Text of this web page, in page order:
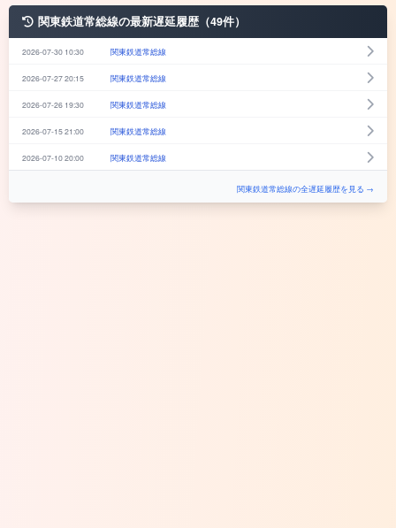
関東鉄道常総線の最新遅延履歴（49件）
2026-07-30 10:30 関東鉄道常総線
2026-07-27 20:15 関東鉄道常総線
2026-07-26 19:30 関東鉄道常総線
2026-07-15 21:00 関東鉄道常総線
2026-07-10 20:00 関東鉄道常総線
関東鉄道常総線の全遅延履歴を見る →